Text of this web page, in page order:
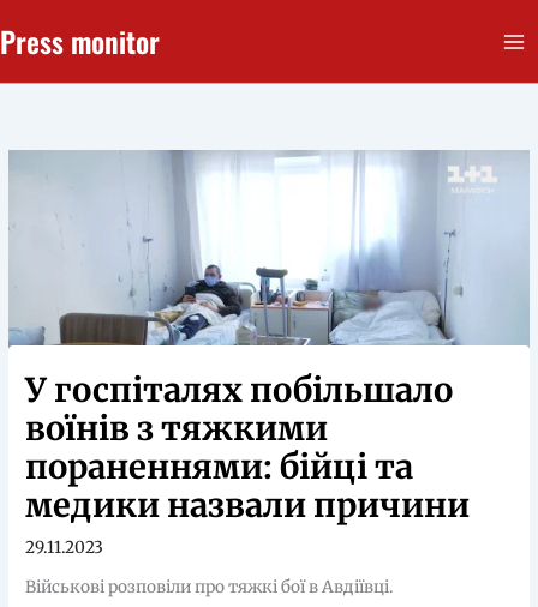
до
Press monitor
У госпіталях побільшало
воїнів з тяжкими
пораненнями: бійці та
медики назвали причини
29.11.2023
Військові розповіли про тяжкі бої в Авдіївці.